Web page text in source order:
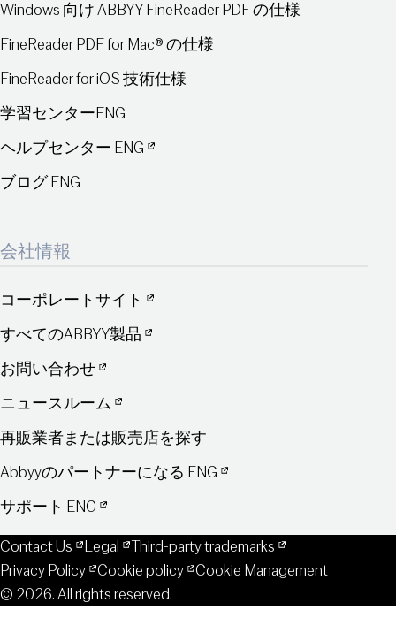
Windows 向け ABBYY FineReader PDF の仕様
FineReader PDF for Mac® の仕様
FineReader for iOS 技術仕様
学習センターENG
ヘルプセンター ENG
ブログ ENG
会社情報
コーポレートサイト
すべてのABBYY製品
お問い合わせ
ニュースルーム
再販業者または販売店を探す
Abbyyのパートナーになる ENG
サポート ENG
Contact Us Legal
Third-party trademarks
Privacy Policy
Cookie policy
Cookie Management
© 2026. All rights reserved.